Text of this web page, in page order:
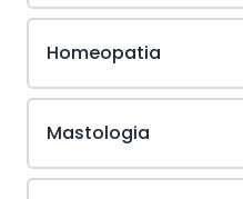
Homeopatia
Mastologia